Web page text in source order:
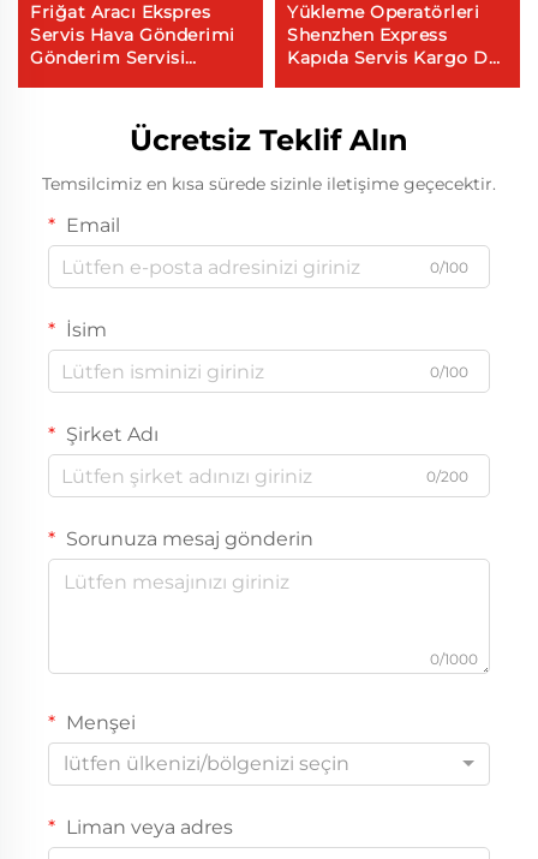
Friğat Aracı Ekspres
Servis Hava Gönderimi
Gönderim Servisi
Yükleme Operatörleri
Shenzhen Express
Kapıda Servis Kargo Dhl
Ücretsiz Teklif Alın
Temsilcimiz en kısa sürede sizinle iletişime geçecektir.
Email
0/100
İsim
0/100
Şirket Adı
0/200
Sorunuza mesaj gönderin
0/1000
Menşei
lütfen ülkenizi/bölgenizi seçin
Liman veya adres